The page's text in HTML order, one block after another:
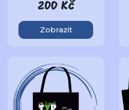
200 Kč
Zobrazit